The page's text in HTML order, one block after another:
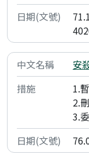
安
1.
2.
3.